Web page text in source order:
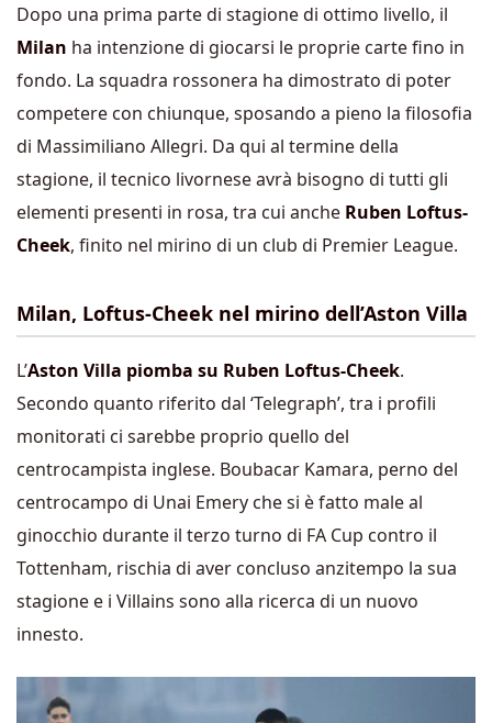
Dopo una prima parte di stagione di ottimo livello, il
Milan ha intenzione di giocarsi le proprie carte fino in
fondo. La squadra rossonera ha dimostrato di poter
competere con chiunque, sposando a pieno la filosofia
di Massimiliano Allegri. Da qui al termine della
stagione, il tecnico livornese avrà bisogno di tutti gli
elementi presenti in rosa, tra cui anche Ruben Loftus-
Cheek, finito nel mirino di un club di Premier League.
Milan, Loftus-Cheek nel mirino dell’Aston Villa
L’Aston Villa piomba su Ruben Loftus-Cheek.
Secondo quanto riferito dal ‘Telegraph’, tra i profili
monitorati ci sarebbe proprio quello del
centrocampista inglese. Boubacar Kamara, perno del
centrocampo di Unai Emery che si è fatto male al
ginocchio durante il terzo turno di FA Cup contro il
Tottenham, rischia di aver concluso anzitempo la sua
stagione e i Villains sono alla ricerca di un nuovo
innesto.